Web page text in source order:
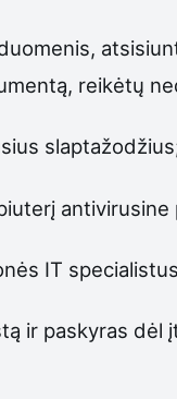
reikėtų
antivirusine
IT
ir paskyras dėl